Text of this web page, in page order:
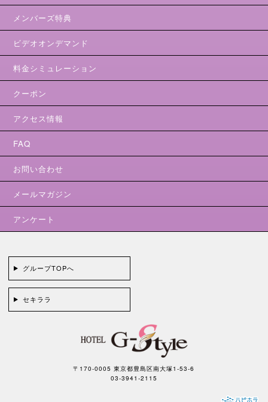
メンバーズ特典
ビデオオンデマンド
料金シミュレーション
クーポン
アクセス情報
FAQ
お問い合わせ
メールマガジン
アンケート
グループTOPへ
セキララ
〒170-0005 東京都豊島区南大塚1-53-6
03-3941-2115